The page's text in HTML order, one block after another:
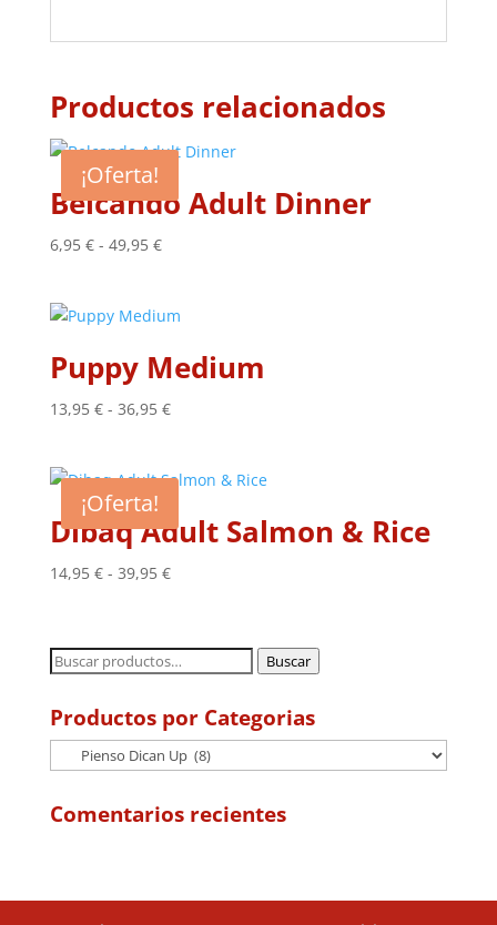
Productos relacionados
¡Oferta!
Belcando Adult Dinner
6,95 € - 49,95 €Rango
desde
hasta
Puppy Medium
13,95 € - 36,95 €Rango
desde
hasta
¡Oferta!
Dibaq Adult Salmon & Rice
14,95 € - 39,95 €Rango
desde
14,95 €
39,95 €
Buscar
Buscar
Productos por Categorias
Comentarios recientes